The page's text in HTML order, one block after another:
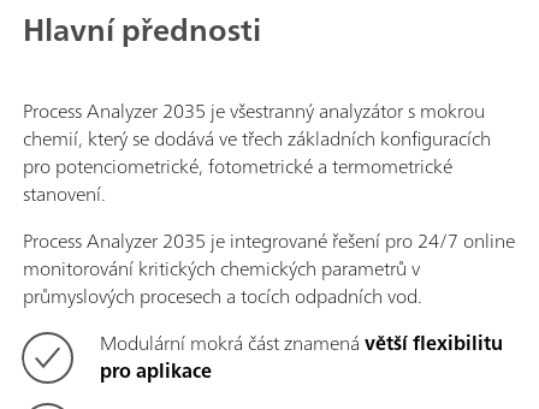
Hlavní přednosti
Process Analyzer 2035 je všestranný analyzátor s mokrou
chemií, který se dodává ve třech základních konfiguracích
pro potenciometrické, fotometrické a termometrické
stanovení.
Process Analyzer 2035 je integrované řešení pro 24/7 online
monitorování kritických chemických parametrů v
průmyslových procesech a tocích odpadních vod.
Modulární mokrá částznamenávětší flexibilitu
pro aplikace